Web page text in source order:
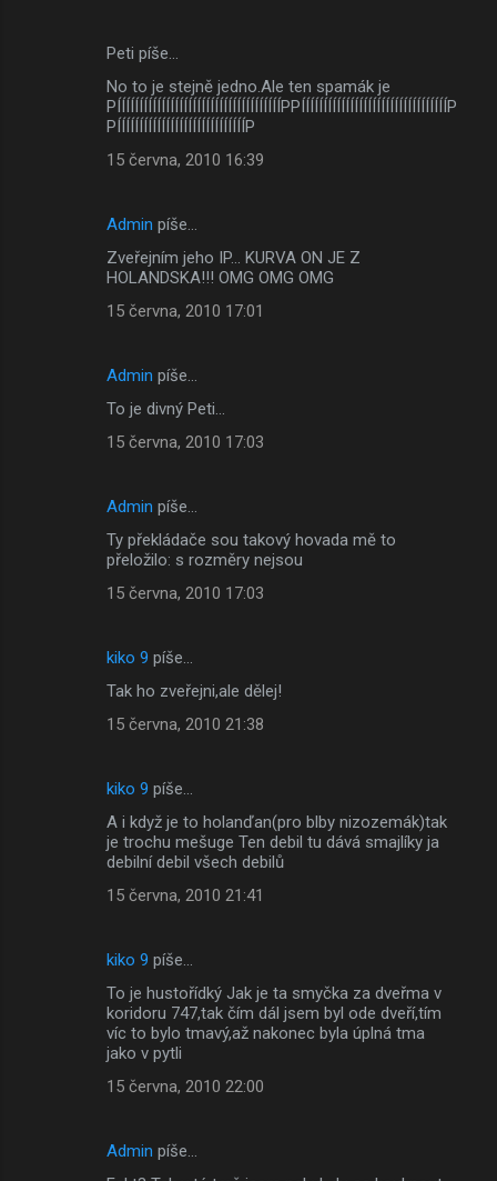
Peti píše…
No to je stejně jedno.Ale ten spamák je
PÍÍÍÍÍÍÍÍÍÍÍÍÍÍÍÍÍÍÍÍÍÍÍÍÍÍÍÍÍÍÍÍÍÍÍÍÍPPÍÍÍÍÍÍÍÍÍÍÍÍÍÍÍÍÍÍÍÍÍÍÍÍÍÍÍÍÍÍÍÍÍP
PÍÍÍÍÍÍÍÍÍÍÍÍÍÍÍÍÍÍÍÍÍÍÍÍÍÍÍÍÍP
15 června, 2010 16:39
Admin píše…
Zveřejním jeho IP... KURVA ON JE Z
HOLANDSKA!!! OMG OMG OMG
15 června, 2010 17:01
Admin píše…
To je divný Peti...
15 června, 2010 17:03
Admin píše…
Ty překládače sou takový hovada mě to
přeložilo: s rozměry nejsou
15 června, 2010 17:03
kiko 9 píše…
Tak ho zveřejni,ale dělej!
15 června, 2010 21:38
kiko 9 píše…
A i když je to holanďan(pro blby nizozemák)tak
je trochu mešuge Ten debil tu dává smajlíky ja
debilní debil všech debilů
15 června, 2010 21:41
kiko 9 píše…
To je hustořídký Jak je ta smyčka za dveřma v
koridoru 747,tak čím dál jsem byl ode dveří,tím
víc to bylo tmavý,až nakonec byla úplná tma
jako v pytli
15 června, 2010 22:00
Admin píše…